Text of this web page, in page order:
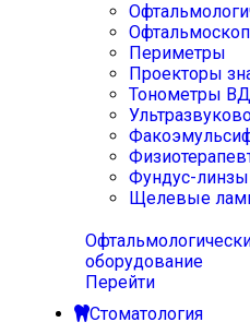
Периметры
Проекторы
Тонометры ВД
Фундус-
Щелевые
оборудование
Перейти
Стоматология